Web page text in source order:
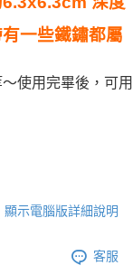
一些鐵鏽都屬
使用完畢後，可用
顯示電腦版詳細說明
客服